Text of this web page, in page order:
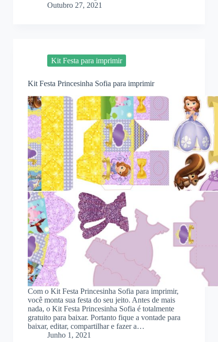
Outubro 27, 2021
Kit Festa para imprimir
Kit Festa Princesinha Sofia para imprimir
Com o Kit Festa Princesinha Sofia para imprimir,
você monta sua festa do seu jeito. Antes de mais
nada, o Kit Festa Princesinha Sofia é totalmente
gratuito para baixar. Portanto fique a vontade para
baixar, editar, compartilhar e fazer a…
Junho 1, 2021